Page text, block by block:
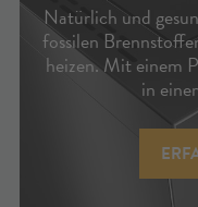
Natürlich und
fossilen
heizen. Mit einem
in